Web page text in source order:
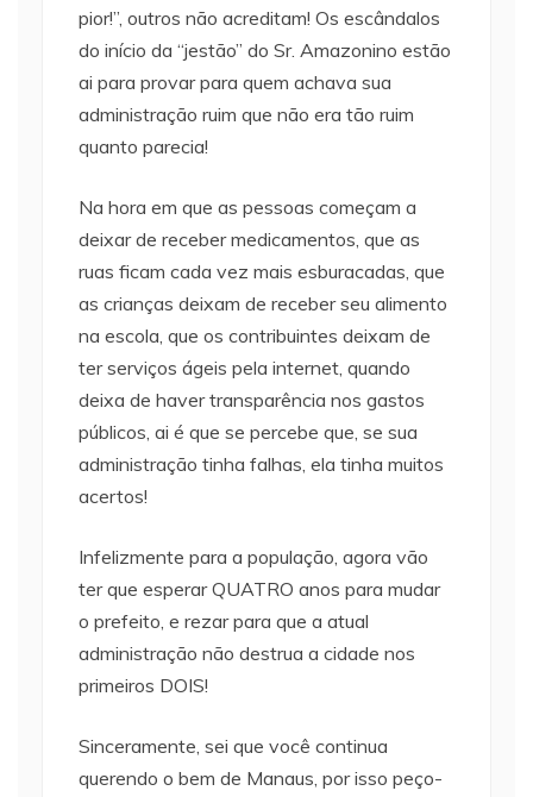
pior!”, outros não acreditam! Os escândalos
do início da “jestão” do Sr. Amazonino estão
ai para provar para quem achava sua
administração ruim que não era tão ruim
quanto parecia!
Na hora em que as pessoas começam a
deixar de receber medicamentos, que as
ruas ficam cada vez mais esburacadas, que
as crianças deixam de receber seu alimento
na escola, que os contribuintes deixam de
ter serviços ágeis pela internet, quando
deixa de haver transparência nos gastos
públicos, ai é que se percebe que, se sua
administração tinha falhas, ela tinha muitos
acertos!
Infelizmente para a população, agora vão
ter que esperar QUATRO anos para mudar
o prefeito, e rezar para que a atual
administração não destrua a cidade nos
primeiros DOIS!
Sinceramente, sei que você continua
querendo o bem de Manaus, por isso peço-